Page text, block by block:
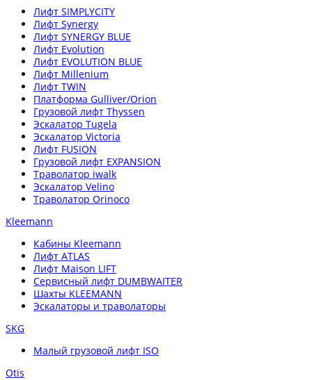
Лифт SIMPLYCITY
Лифт Synergy
Лифт SYNERGY BLUE
Лифт Evolution
Лифт EVOLUTION BLUE
Лифт Millenium
Лифт TWIN
Платформа Gulliver/Orion
Грузовой лифт Thyssen
Эскалатор Tugela
Эскалатор Victoria
Лифт FUSION
Грузовой лифт EXPANSION
Траволатор iwalk
Эскалатор Velino
Траволатор Orinoco
Kleemann
Кабины Kleemann
Лифт ATLAS
Лифт Maison LIFT
Сервисный лифт DUMBWAITER
Шахты KLEEMANN
Эскалаторы и траволаторы
SKG
Малый грузовой лифт ISO
Otis